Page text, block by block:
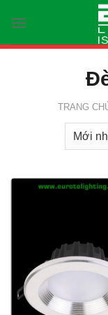
content
TRANG